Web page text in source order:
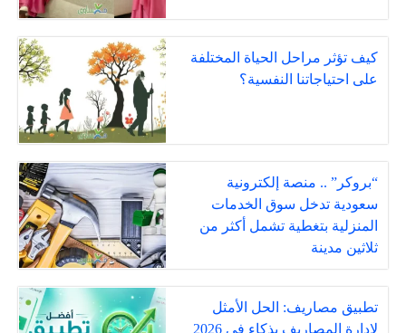
كيف تؤثر مراحل الحياة المختلفة
على احتياجاتنا النفسية؟
“بروكر” .. منصة إلكترونية
سعودية تدخل سوق الخدمات
المنزلية بتغطية تشمل أكثر من
ثلاثين مدينة
تطبيق مصاريف: الحل الأمثل
لإدارة المصاريف بذكاء في 2026